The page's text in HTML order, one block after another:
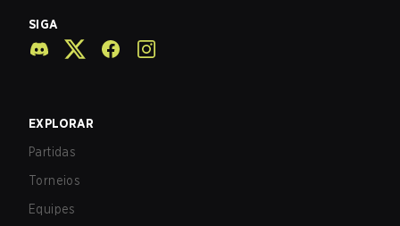
SIGA
EXPLORAR
Partidas
Torneios
Equipes